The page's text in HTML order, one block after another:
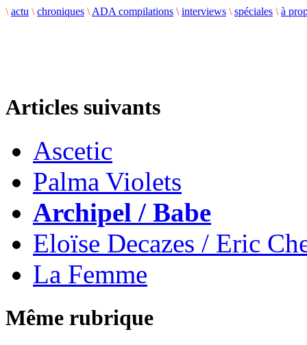
\ actu \ chroniques \ ADA compilations \ interviews \ spéciales \ à
Articles suivants
Ascetic
Palma Violets
Archipel / Babe
Eloïse Decazes / Eric
La Femme
Même rubrique